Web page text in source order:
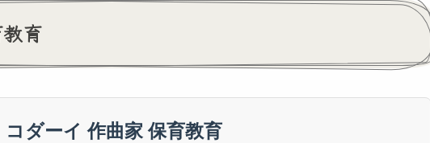
育
コダーイ 作曲家 保育教育